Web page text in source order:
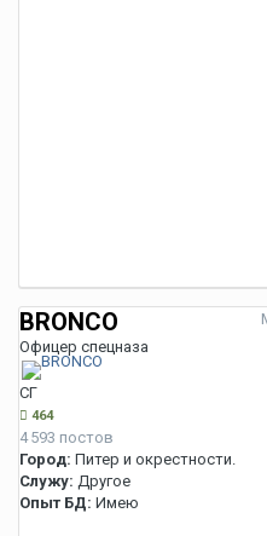
BRONCO
Офицер спецназа
СГ
464
4 593 постов
Город: Питер и окрестности.
Служу: Другое
Опыт БД: Имею